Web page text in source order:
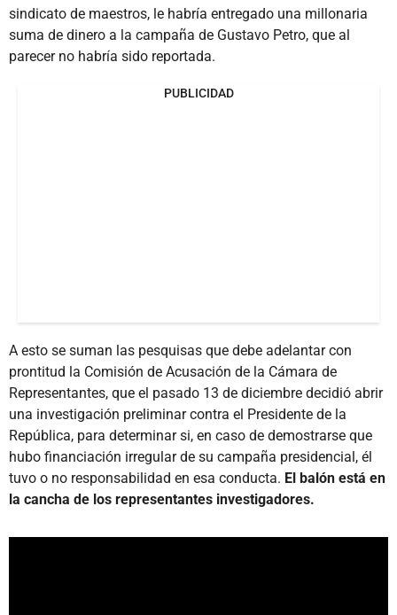
sindicato de maestros, le habría entregado una millonaria
suma de dinero a la campaña de Gustavo Petro, que al
parecer no habría sido reportada.
PUBLICIDAD
A esto se suman las pesquisas que debe adelantar con
prontitud la Comisión de Acusación de la Cámara de
Representantes, que el pasado 13 de diciembre decidió abrir
una investigación preliminar contra el Presidente de la
República, para determinar si, en caso de demostrarse que
hubo financiación irregular de su campaña presidencial, él
tuvo o no responsabilidad en esa conducta. El balón está en
la cancha de los representantes investigadores.